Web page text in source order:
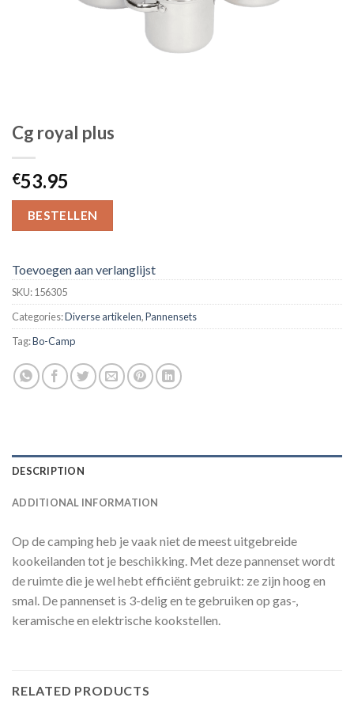
Cg royal plus
€53.95
BESTELLEN
Toevoegen aan verlanglijst
SKU:156305
Categories:Diverse artikelen,Pannensets
Tag:Bo-Camp
DESCRIPTION
ADDITIONAL INFORMATION
Op de camping heb je vaak niet de meest uitgebreide
kookeilanden tot je beschikking. Met deze pannenset wordt
de ruimte die je wel hebt efficiënt gebruikt: ze zijn hoog en
smal. De pannenset is 3-delig en te gebruiken op gas-,
keramische en elektrische kookstellen.
RELATED PRODUCTS